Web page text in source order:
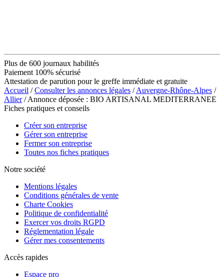
Plus de 600 journaux habilités
Paiement 100% sécurisé
Attestation de parution pour le greffe immédiate et gratuite
Accueil /Consulter les annonces légales /Auvergne-Rhône-Alpes /
Allier/ Annonce déposée : BIO ARTISANAL MEDITERRANEE
Fiches pratiques et conseils
Créer son entreprise
Gérer son entreprise
Fermer son entreprise
Toutes nos fiches pratiques
Notre société
Mentions légales
Conditions générales de vente
Charte Cookies
Politique de confidentialité
Exercer vos droits RGPD
Réglementation légale
Gérer mes consentements
Accès rapides
Espace pro